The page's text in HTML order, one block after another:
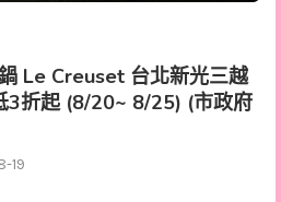
Le Creuset 台北新光三越
3折起 (8/20~ 8/25) (市政府
19